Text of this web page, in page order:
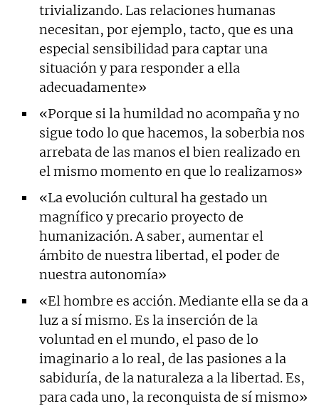
trivializando. Las relaciones humanas
necesitan, por ejemplo, tacto, que es una
especial sensibilidad para captar una
situación y para responder a ella
adecuadamente»
«Porque si la humildad no acompaña y no
sigue todo lo que hacemos, la soberbia nos
arrebata de las manos el bien realizado en
el mismo momento en que lo realizamos»
«La evolución cultural ha gestado un
magnífico y precario proyecto de
humanización. A saber, aumentar el
ámbito de nuestra libertad, el poder de
nuestra autonomía»
«El hombre es acción. Mediante ella se da a
luz a sí mismo. Es la inserción de la
voluntad en el mundo, el paso de lo
imaginario a lo real, de las pasiones a la
sabiduría, de la naturaleza a la libertad. Es,
para cada uno, la reconquista de sí mismo»